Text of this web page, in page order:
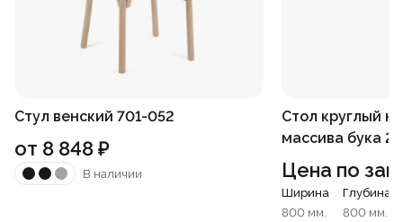
Стул венский 701-052
от 8 848₽
В наличии
Стол круглый
массива бука
Цена по
Ширина
800 мм.
Глубина
800 мм.